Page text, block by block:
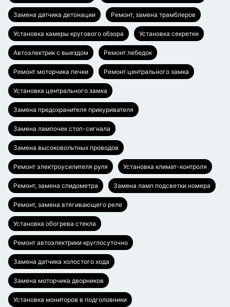
Замена датчика детонации Ремонт, замена трамблеров
Установка камеры кругового обзора Установка секретки
Автоэлектрик с выездом Ремонт лебедок
Ремонт моторчика печки Ремонт центрального замка
Установка центрального замка
Замена предохранителя прикуривателя
Замена лампочек стоп-сигнала
Замена высоковольтных проводов
Ремонт электроусилителя руля Установка климат-контроля
Ремонт, замена спидометра Замена ламп подсветки номера
Ремонт, замена втягивающего реле
Установка обогрева стекла
Ремонт автоэлектрики круглосуточно
Замена датчика холостого хода
Замена моторчика дворников
Установка мониторов в подголовники